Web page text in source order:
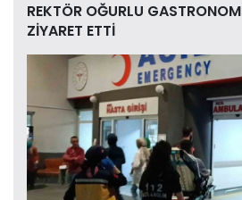
REKTÖR OĞURLU
ZİYARET ETTİ